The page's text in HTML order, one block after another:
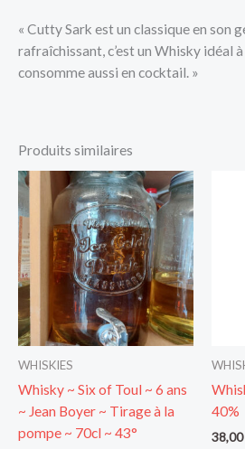
« Cutty Sark est un classique en son
rafraîchissant, c’est un Whisky idéal
consomme aussi en cocktail. »
Produits similaires
WHISKIES
Whisky ~ Six of Toul ~ 6 ans
~ Jean Boyer ~ Tirage à la
pompe ~ 70cl ~ 43°
40%
38,00